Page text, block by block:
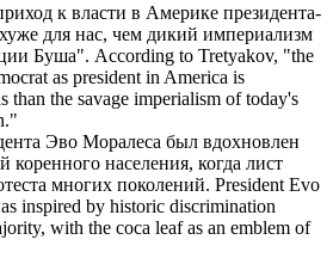
к власти в Америке президента-
для нас, чем дикий империализм
Буша". According to Tretyakov, "the
as president in America is
than the savage imperialism of today's
Эво Моралеса был вдохновлен
коренного населения, когда лист
многих поколений. President Evo
inspired by historic discrimination
with the coca leaf as an emblem of